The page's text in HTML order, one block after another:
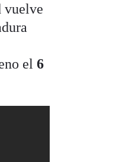
vuelve
el 6